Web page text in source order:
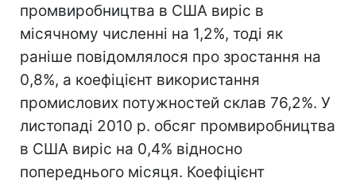
промвиробництва в США виріс в
місячному численні на 1,2%, тоді як
раніше повідомлялося про зростання на
0,8%, а коефіцієнт використання
промислових потужностей склав 76,2%. У
листопаді 2010 р. обсяг промвиробництва
в США виріс на 0,4% відносно
попереднього місяця. Коефіцієнт